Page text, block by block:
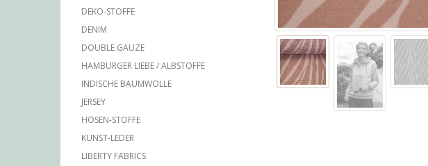
DEKO-STOFFE
DENIM
DOUBLE GAUZE
HAMBURGER LIEBE / ALBSTOFFE
INDISCHE BAUMWOLLE
JERSEY
HOSEN-STOFFE
KUNST-LEDER
LIBERTY FABRICS